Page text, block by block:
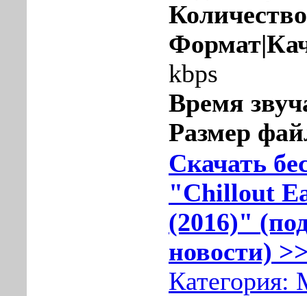
kbps
Время
Размер
Скачать
"Chillout
(2016)"
новости)
Категория: